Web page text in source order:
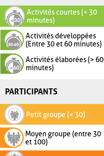
Activités courtes (< 30
minutes)
Activités développées
(Entre 30 et 60 minutes)
Activités élaborées (> 60
minutes)
PARTICIPANTS
Petit groupe (< 30)
Moyen groupe (entre 30
et 100)